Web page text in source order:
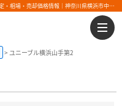
ユニーブル横浜山手第2｜山手駅の購入・売り物件、売却査定・相場・売却価格情報｜神奈川県横浜市中区矢口台のマンション情報｜エリアエステート
ユニーブル横浜山手第2